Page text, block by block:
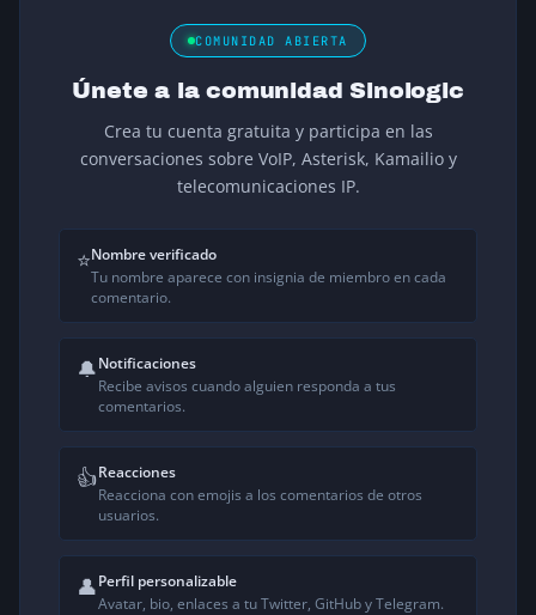
COMUNIDAD ABIERTA
Únete a la comunidad Sinologic
Crea tu cuenta gratuita y participa en las
conversaciones sobre VoIP, Asterisk, Kamailio y
telecomunicaciones IP.
⭐Nombre verificado
Tu nombre aparece con insignia de miembro en cada
comentario.
🔔Notificaciones
Recibe avisos cuando alguien responda a tus
comentarios.
👍Reacciones
Reacciona con emojis a los comentarios de otros
usuarios.
👤Perfil personalizable
Avatar, bio, enlaces a tu Twitter, GitHub y Telegram.